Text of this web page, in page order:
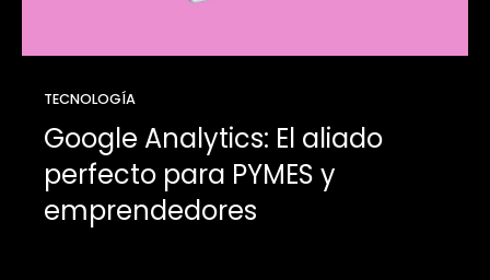
TECNOLOGÍA
Google Analytics: El aliado
perfecto para PYMES y
emprendedores